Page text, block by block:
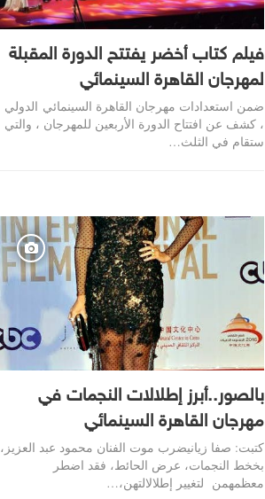
فيلم كتاب أخضر يفتتح الدورة المقبلة
لمهرجان القاهرة السينمائي
ضمن استعدادات مهرجان القاهرة السينمائي الدولي
، كشف عن افتتاح الدورة الأربعين للمهرجان ، والتي
ستقام في الثلث…
بالصور..أبرز إطلالات النجمات في
مهرجان القاهرة السينمائي
كتبت: صفا زيانيضرب موت الفنان محمود عبد العزيز،
بخخط النجمات، عرض الحائط، فقد اضطر
معظمهمن لتغيير إطلالالتهن،…